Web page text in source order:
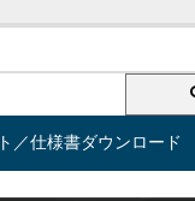
／仕様書ダウンロード